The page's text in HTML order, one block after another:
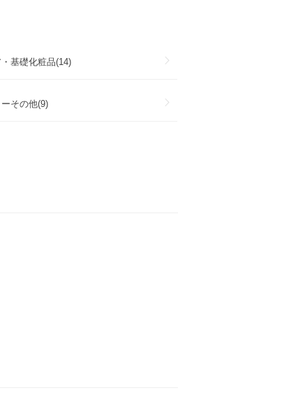
基礎化粧品(14)
その他(9)